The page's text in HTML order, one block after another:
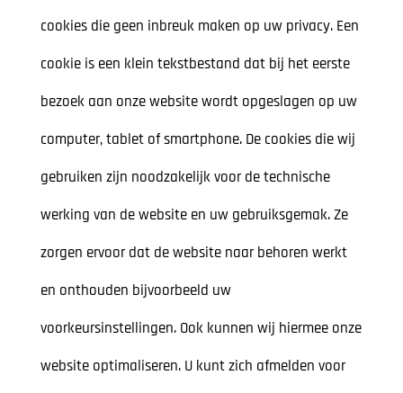
cookies die geen inbreuk maken op uw privacy. Een
cookie is een klein tekstbestand dat bij het eerste
bezoek aan onze website wordt opgeslagen op uw
computer, tablet of smartphone. De cookies die wij
gebruiken zijn noodzakelijk voor de technische
werking van de website en uw gebruiksgemak. Ze
zorgen ervoor dat de website naar behoren werkt
en onthouden bijvoorbeeld uw
voorkeursinstellingen. Ook kunnen wij hiermee onze
website optimaliseren. U kunt zich afmelden voor